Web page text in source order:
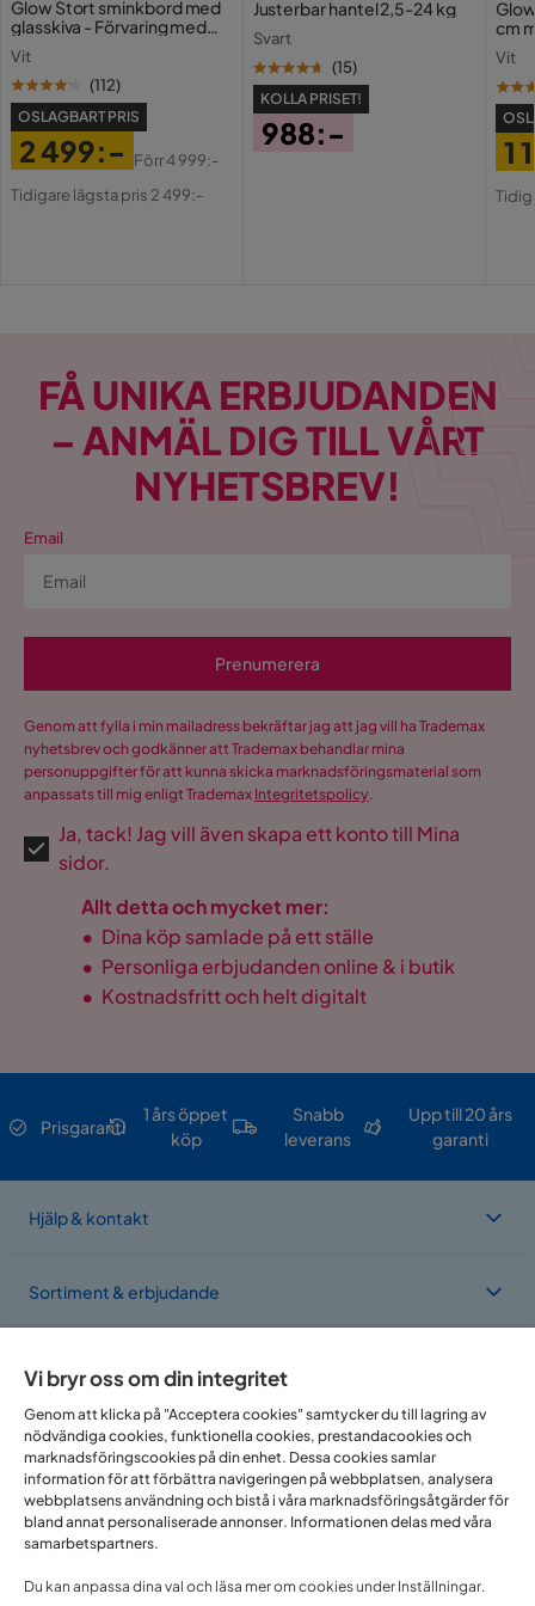
Glow Stort sminkbord med
glasskiva - Förvaring med
Vit
(112)
OSLAGBART PRIS
Pris
2 499:-
Original
Förr4 999:-
Tidigare lägsta pris 2 499:-
Justerbar hantel 2,5-24 kg
Svart
(15)
KOLLA PRISET!
988:-
cm
Vit
1
FÅ UNIKA ERBJUDANDEN
– ANMÄL DIG TILL VÅRT
NYHETSBREV!
Email
Prenumerera
Genom att fylla i min mailadress bekräftar jag att jag vill ha Trademax
nyhetsbrev och godkänner att Trademax behandlar mina
personuppgifter för att kunna skicka marknadsföringsmaterial som
anpassats till mig enligt Trademax Integritetspolicy.
Ja, tack! Jag vill även skapa ett konto till Mina
sidor.
Allt detta och mycket mer:
• Dina köp samlade på ett ställe
• Personliga erbjudanden online & i butik
• Kostnadsfritt och helt digitalt
Prisgaranti
1 års öppet
köp
Snabb
leverans
Upp till 20 års
garanti
Hjälp & kontakt
Sortiment & erbjudande
Vi finns i flera länder
Vi bryr oss om din integritet
Genom att klicka på "Acceptera cookies" samtycker du till lagring av
nödvändiga cookies, funktionella cookies, prestandacookies och
marknadsföringscookies på din enhet. Dessa cookies samlar
information för att förbättra navigeringen på webbplatsen, analysera
webbplatsens användning och bistå i våra marknadsföringsåtgärder för
bland annat personaliserade annonser. Informationen delas med våra
samarbetspartners.
Du kan anpassa dina val och läsa mer om cookies under Inställningar.